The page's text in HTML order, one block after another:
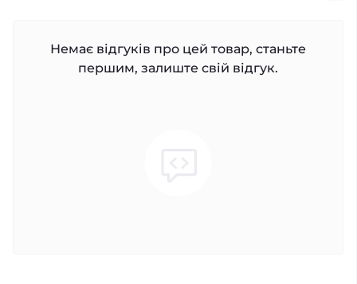
Немає відгуків про цей товар, станьте
першим, залиште свій відгук.